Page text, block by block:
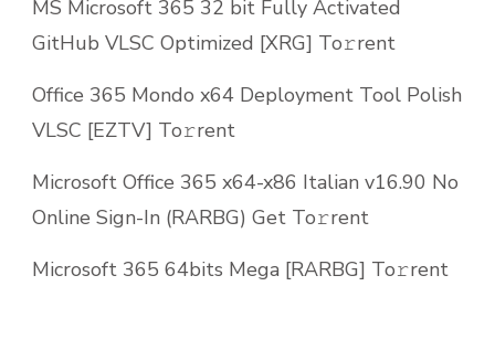
MS Microsoft 365 32 bit Fully Activated
GitHub VLSC Optimized [XRG] To𝚛rent
Office 365 Mondo x64 Deployment Tool Polish
VLSC [EZTV] To𝚛rent
Microsoft Office 365 x64-x86 Italian v16.90 No
Online Sign-In (RARBG) Get To𝚛rent
Microsoft 365 64bits Mega [RARBG] To𝚛rent